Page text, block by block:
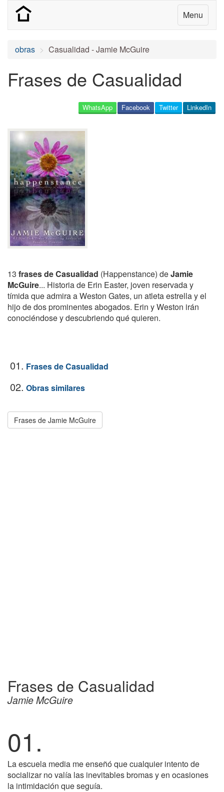
Menu
obras Casualidad - Jamie McGuire
Frases de Casualidad
LinkedIn
Twitter
Facebook
WhatsApp
13 frases de Casualidad (Happenstance) deJamie
McGuire... Historia de Erin Easter, joven reservada y
tímida que admira a Weston Gates, un atleta estrella y el
hijo de dos prominentes abogados. Erin y Weston irán
conociéndose y descubriendo qué quieren.
01. Frases de Casualidad
02. Obras similares
Frases de Jamie McGuire
Frases de Casualidad
Jamie McGuire
01.
La escuela media me enseñó que cualquier intento de
socializar no valía las inevitables bromas y en ocasiones
la intimidación que seguía.